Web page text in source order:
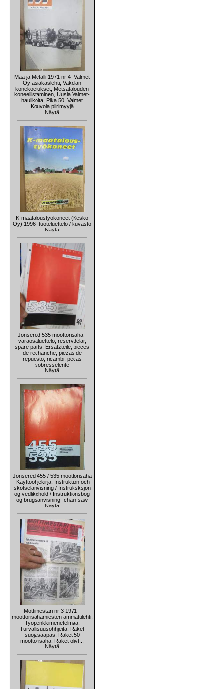
Maa ja Metalli 1971 nr 4 -Valmet
Oy asiakaslehti, Vakolan
konekoetukset, Metsätalouden
koneellistaminen, Uusia Valmet-
haulikoita, Pika 50, Valmet
Kouvola piirimyyjä
Näytä
K-maataloustyökoneet (Kesko
Oy) 1996 -tuoteluettelo / kuvasto
Näytä
Jonsered 535 moottorisaha -
varaosaluettelo, reservdelar,
spare parts, Ersatzteile, pieces
de rechanche, piezas de
repuesto, ricambi, pecas
sobresselente
Näytä
Jonsered 455 / 535 moottorisaha
-Käyttöohjekirja, Instruktion och
skötselanvisning / Instruksksjon
og vedlikehold / Instruktionsbog
og brugsanvisning -chain saw
Näytä
Mottimestari nr 3 1971 -
moottorisahamiesten ammattilehti,
Työpenkkimenetelmää,
Turvallisuusohhjeita, Raket
suojasaapas, Raket 50
moottorisaha, Raket öljyt...
Näytä